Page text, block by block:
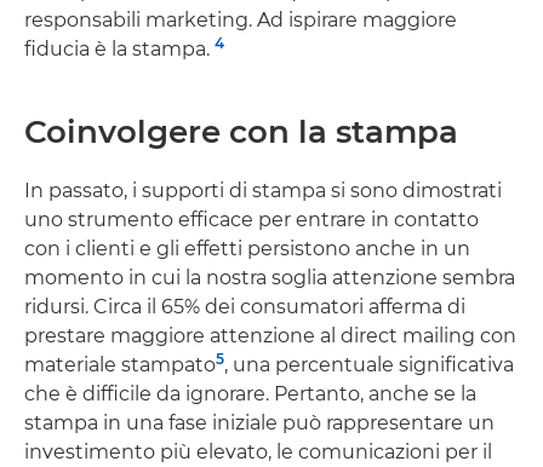
responsabili marketing. Ad ispirare maggiore
fiducia è la stampa. 4
Coinvolgere con la stampa
In passato, i supporti di stampa si sono dimostrati
uno strumento efficace per entrare in contatto
con i clienti e gli effetti persistono anche in un
momento in cui la nostra soglia attenzione sembra
ridursi. Circa il 65% dei consumatori afferma di
prestare maggiore attenzione al direct mailing con
materiale stampato5, una percentuale significativa
che è difficile da ignorare. Pertanto, anche se la
stampa in una fase iniziale può rappresentare un
investimento più elevato, le comunicazioni per il